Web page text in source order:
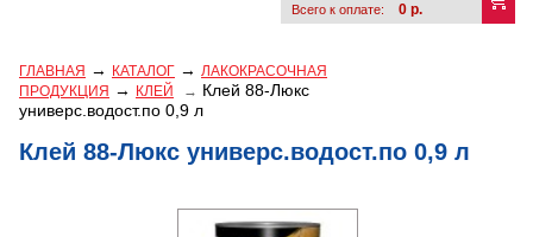
Всего к оплате:
0 р.
ГЛАВНАЯ → КАТАЛОГ → ЛАКОКРАСОЧНАЯ
ПРОДУКЦИЯ → КЛЕЙ → Клей 88-Люкс
универс.водост.по 0,9 л
Клей 88-Люкс универс.водост.по 0,9 л